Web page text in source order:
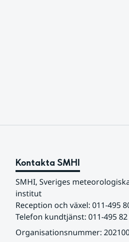
Kontakta SMHI
SMHI, Sveriges
institut
Reception och växel: 011-495
Telefon kundtjänst: 011-495 82
Organisationsnummer: